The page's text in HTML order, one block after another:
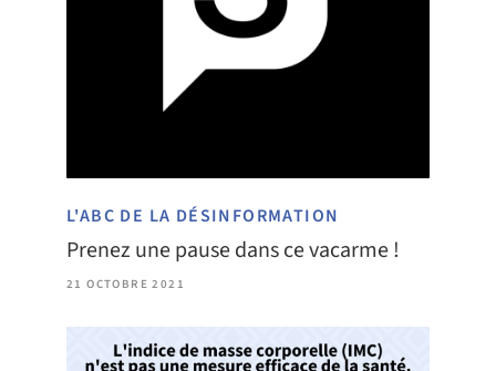
L'ABC DE LA DÉSINFORMATION
Prenez une pause dans ce vacarme !
21 OCTOBRE 2021